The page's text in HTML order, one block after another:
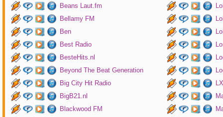
Beans Laut.fm
Bellamy FM
Ben
Best Radio
BesteHits.nl
Beyond The Beat Generation
Big City Hit Radio
BigB21.nl
Blackwood FM